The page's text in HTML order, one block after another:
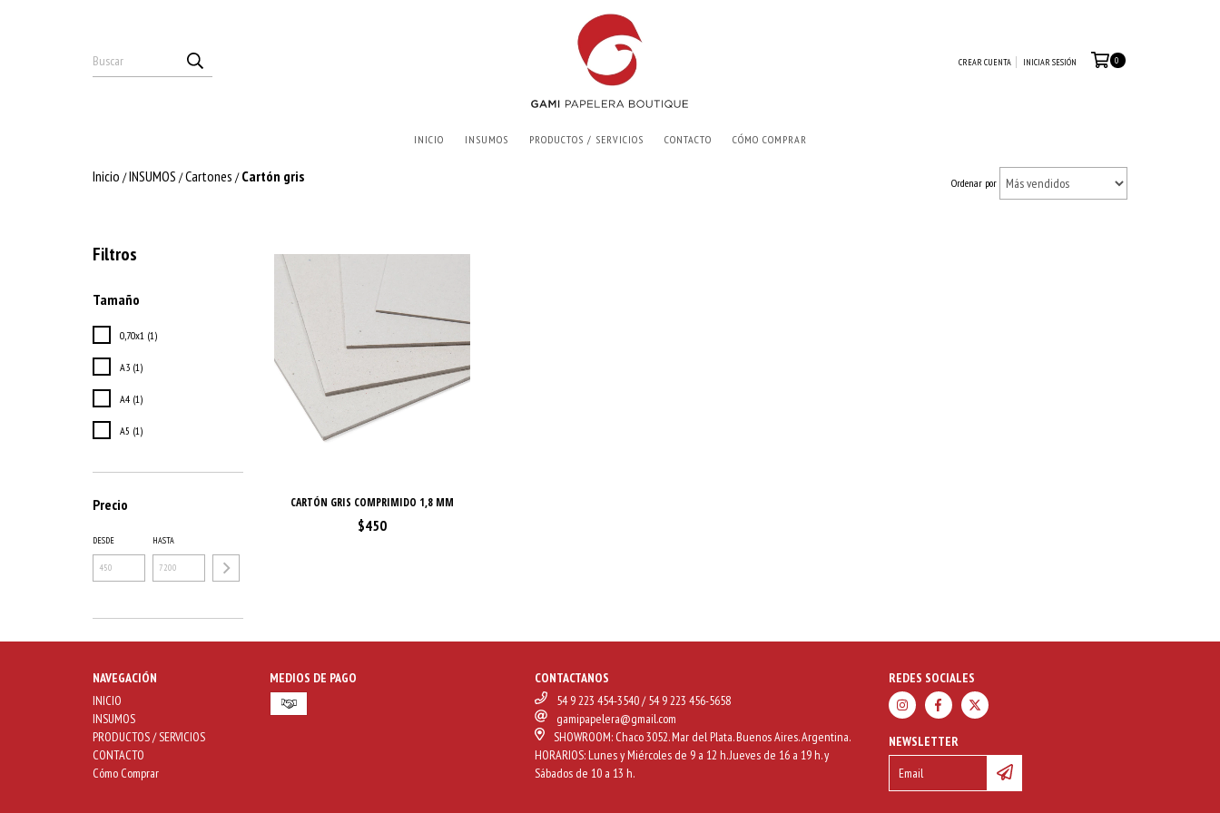
CREAR CUENTA INICIAR SESIÓN 0
INICIO INSUMOS PRODUCTOS / SERVICIOS CONTACTO CÓMO COMPRAR
Inicio /INSUMOS /Cartones / Cartón gris Ordenar por
Filtros
Tamaño
0,70x1 (1)
A3 (1)
A4 (1)
A5 (1)
Precio
DESDE HASTA
CARTÓN GRIS COMPRIMIDO 1,8 MM
$450
NAVEGACIÓN
INICIO
INSUMOS
PRODUCTOS / SERVICIOS
CONTACTO
Cómo Comprar
MEDIOS DE PAGO
CONTACTANOS
54 9 223 454-3540 / 54 9 223 456-5658
gamipapelera@gmail.com
SHOWROOM: Chaco 3052. Mar del Plata. Buenos Aires. Argentina.
HORARIOS: Lunes y Miércoles de 9 a 12 h. Jueves de 16 a 19 h. y
Sábados de 10 a 13 h.
REDES SOCIALES
NEWSLETTER